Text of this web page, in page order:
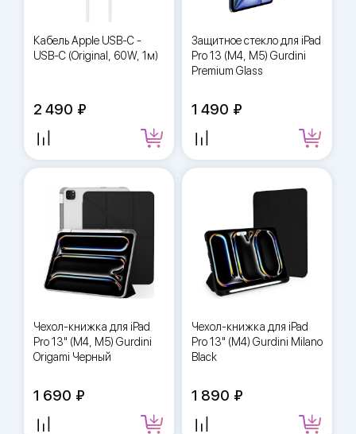
Кабель Apple USB-C -
USB-C (Original, 60W, 1м)
2 490
Защитное стекло для iPad
Pro 13 (M4, M5) Gurdini
Premium Glass
1 490
Чехол-книжка для iPad
Pro 13" (M4, M5) Gurdini
Origami Черный
1 690
Чехол-книжка для iPad
Pro 13" (M4) Gurdini Milano
Black
1 890